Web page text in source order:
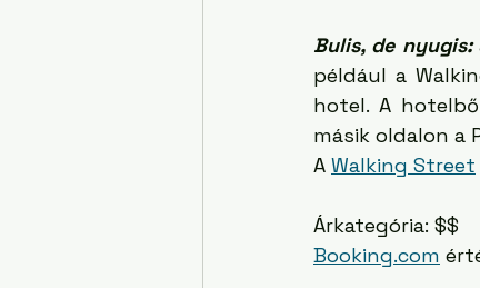
Bulis, de nyugis:
például a
hotel. A
másik oldalon a
A Walking Street
Árkategória: $$
Booking.com